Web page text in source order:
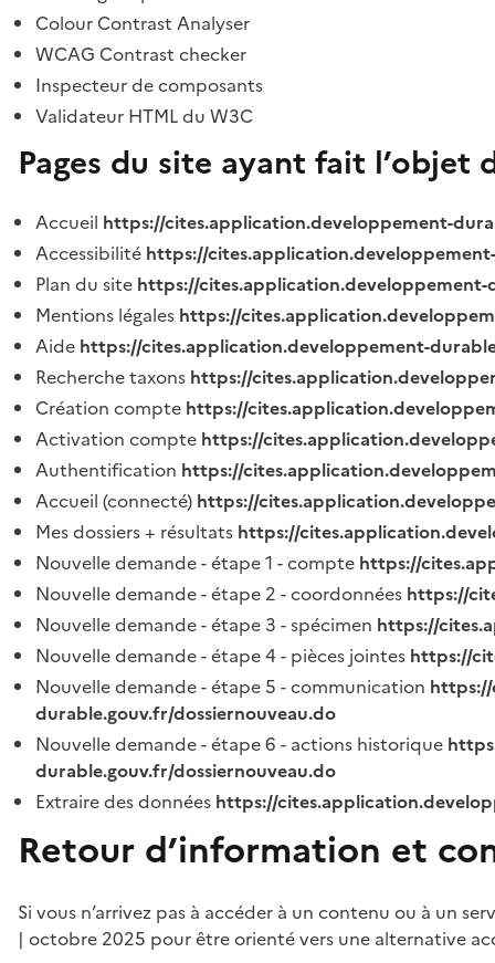
Colour Contrast Analyser
WCAG Contrast checker
Inspecteur de composants
Validateur HTML du W3C
Pages du site ayant fait
Accueil https://cites.application.developpement-
Accessibilité https://
Plan du site https://
Mentions légales https://
Aide https://cites.application.developpement-
Recherche taxons https://
Création compte https://
Activation compte https://
Authentification https://
Accueil (connecté) https://
Mes dossiers + résultats https://
Nouvelle demande - étape 1 - compte https://
Nouvelle demande - étape 2 - coordonnées https://
Nouvelle demande - étape 3 - spécimen https://
Nouvelle demande - étape 4 - pièces jointes https://
Nouvelle demande - étape 5 - communication
durable.gouv.fr/dossiernouveau.do
Nouvelle demande - étape 6 - actions historique
durable.gouv.fr/dossiernouveau.do
Extraire des données https://
Retour d’information et
Si vous n’arrivez pas à accéder à un contenu ou à un
| octobre 2025 pour être orienté vers une alternative